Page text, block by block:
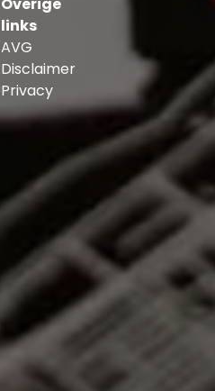
links
AVG
Disclaimer
Privacy